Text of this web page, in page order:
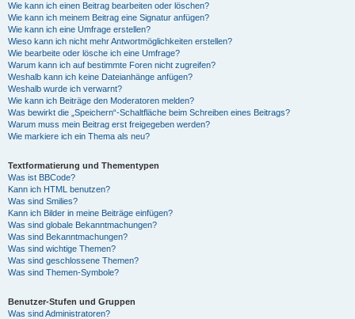
Wie kann ich einen Beitrag bearbeiten oder löschen?
Wie kann ich meinem Beitrag eine Signatur anfügen?
Wie kann ich eine Umfrage erstellen?
Wieso kann ich nicht mehr Antwortmöglichkeiten erstellen?
Wie bearbeite oder lösche ich eine Umfrage?
Warum kann ich auf bestimmte Foren nicht zugreifen?
Weshalb kann ich keine Dateianhänge anfügen?
Weshalb wurde ich verwarnt?
Wie kann ich Beiträge den Moderatoren melden?
Was bewirkt die „Speichern“-Schaltfläche beim Schreiben eines Beitrags?
Warum muss mein Beitrag erst freigegeben werden?
Wie markiere ich ein Thema als neu?
Textformatierung und Thementypen
Was ist BBCode?
Kann ich HTML benutzen?
Was sind Smilies?
Kann ich Bilder in meine Beiträge einfügen?
Was sind globale Bekanntmachungen?
Was sind Bekanntmachungen?
Was sind wichtige Themen?
Was sind geschlossene Themen?
Was sind Themen-Symbole?
Benutzer-Stufen und Gruppen
Was sind Administratoren?